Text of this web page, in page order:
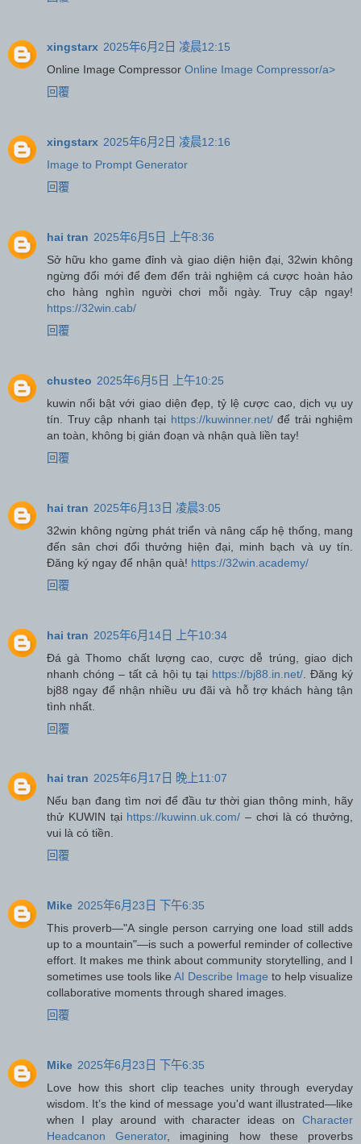
xingstarx 2025年6月2日 凌晨12:15
Online Image Compressor Online Image Compressor/a>
回覆
xingstarx 2025年6月2日 凌晨12:16
Image to Prompt Generator
回覆
hai tran 2025年6月5日 上午8:36
Sở hữu kho game đỉnh và giao diện hiện đại, 32win không
ngừng đổi mới để đem đến trải nghiệm cá cược hoàn hảo
cho hàng nghìn người chơi mỗi ngày. Truy cập ngay!
https://32win.cab/
回覆
chusteo 2025年6月5日 上午10:25
kuwin nổi bật với giao diện đẹp, tỷ lệ cược cao, dịch vụ uy
tín. Truy cập nhanh tại https://kuwinner.net/để trải nghiệm
an toàn, không bị gián đoạn và nhận quà liền tay!
回覆
hai tran 2025年6月13日 凌晨3:05
32win không ngừng phát triển và nâng cấp hệ thống, mang
đến sân chơi đổi thưởng hiện đại, minh bạch và uy tín.
Đăng ký ngay để nhận quà! https://32win.academy/
回覆
hai tran 2025年6月14日 上午10:34
Đá gà Thomo chất lượng cao, cược dễ trúng, giao dịch
nhanh chóng – tất cả hội tụ tại https://bj88.in.net/. Đăng ký
bj88 ngay để nhận nhiều ưu đãi và hỗ trợ khách hàng tận
tình nhất.
回覆
hai tran 2025年6月17日 晚上11:07
Nếu bạn đang tìm nơi để đầu tư thời gian thông minh, hãy
thử KUWIN tại https://kuwinn.uk.com/ – chơi là có thưởng,
vui là có tiền.
回覆
Mike 2025年6月23日 下午6:35
This proverb—"A single person carrying one load still adds
up to a mountain"—is such a powerful reminder of collective
effort. It makes me think about community storytelling, and I
sometimes use tools like AI Describe Image to help visualize
collaborative moments through shared images.
回覆
Mike 2025年6月23日 下午6:35
Love how this short clip teaches unity through everyday
wisdom. It’s the kind of message you'd want illustrated—like
when I play around with character ideas on Character
Headcanon Generator, imagining how these proverbs